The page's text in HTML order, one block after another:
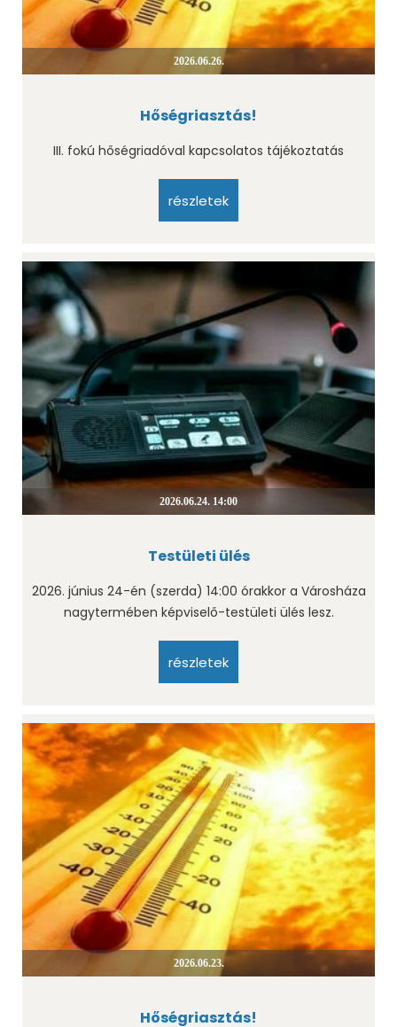
2026.06.26.
Hőségriasztás!
III. fokú hőségriadóval kapcsolatos tájékoztatás
részletek
2026.06.24. 14:00
Testületi ülés
2026. június 24-én (szerda) 14:00 órakkor a Városháza
nagytermében képviselő-testületi ülés lesz.
részletek
2026.06.23.
Hőségriasztás!